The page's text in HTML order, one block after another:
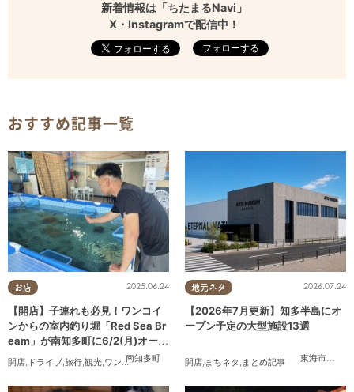
新着情報は「ちたまるNavi」
X・Instagramで配信中！
フォローする
おすすめ記事一覧
お店
南知多町
2025.06.24
【開店】子連れも必見！ワンコイ
ンからの室内釣り堀「Red Sea Br
eam」が南知多町に6/2(月)オープ
ン
開店, ドライブ,旅行,観光,ワンコイン
地元ネタ
東海市大府
2026.07.24
【2026年7月更新】知多半島にオ
ープン予定の大型施設13選
開店, まちネタ , まとめ記事